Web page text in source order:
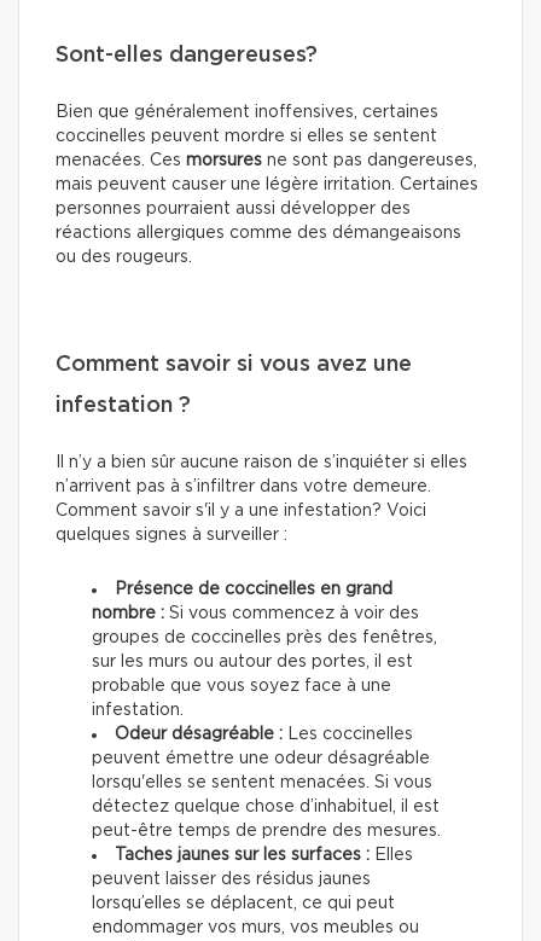
Sont-elles dangereuses?
Bien que généralement inoffensives, certaines
coccinelles peuvent mordre si elles se sentent
menacées. Ces morsures ne sont pas dangereuses,
mais peuvent causer une légère irritation. Certaines
personnes pourraient aussi développer des
réactions allergiques comme des démangeaisons
ou des rougeurs.
Comment savoir si vous avez une
infestation ?
Il n’y a bien sûr aucune raison de s’inquiéter si elles
n’arrivent pas à s’infiltrer dans votre demeure.
Comment savoir s'il y a une infestation? Voici
quelques signes à surveiller :
Présence de coccinelles en grand
nombre : Si vous commencez à voir des
groupes de coccinelles près des fenêtres,
sur les murs ou autour des portes, il est
probable que vous soyez face à une
infestation.
Odeur désagréable : Les coccinelles
peuvent émettre une odeur désagréable
lorsqu'elles se sentent menacées. Si vous
détectez quelque chose d’inhabituel, il est
peut-être temps de prendre des mesures.
Taches jaunes sur les surfaces : Elles
peuvent laisser des résidus jaunes
lorsqu’elles se déplacent, ce qui peut
endommager vos murs, vos meubles ou